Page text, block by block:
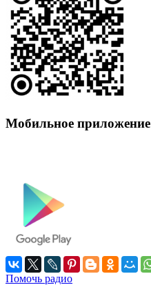
Мобильное приложение
Помочь радио